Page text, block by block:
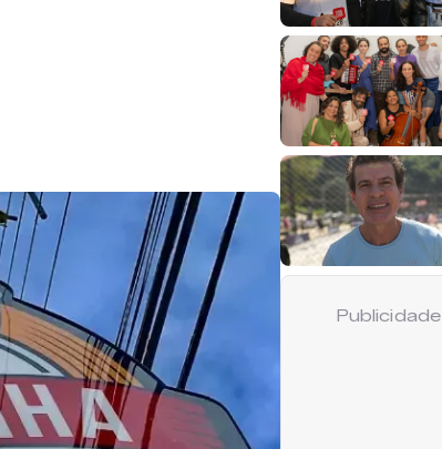
Publicidade